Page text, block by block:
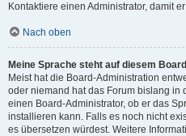
Kontaktiere einen Administrator, damit
Nach oben
Meine Sprache steht auf diesem
Meist hat die Board-Administration
oder niemand hat das Forum bislang in
einen Board-Administrator, ob er das
installieren kann. Falls es noch nicht
es übersetzen würdest. Weitere